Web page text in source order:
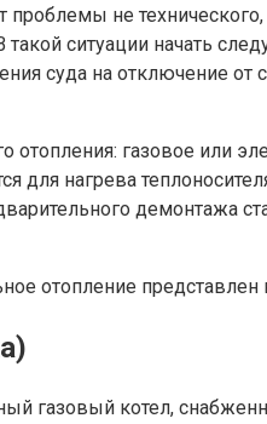
не
ситуации начать
суда на отключение
отопления: газовое или
для нагрева
демонтажа
отопление
газовый котел,